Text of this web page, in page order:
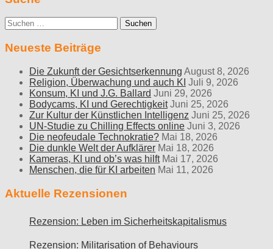
Suche
nach:
Neueste Beiträge
Die Zukunft der Gesichtserkennung August 8, 2026
Religion, Überwachung und auch KI Juli 9, 2026
Konsum, KI und J.G. Ballard Juni 29, 2026
Bodycams, KI und Gerechtigkeit Juni 25, 2026
Zur Kultur der Künstlichen Intelligenz Juni 25, 2026
UN-Studie zu Chilling Effects online Juni 3, 2026
Die neofeudale Technokratie? Mai 18, 2026
Die dunkle Welt der Aufklärer Mai 18, 2026
Kameras, KI und ob’s was hilft Mai 17, 2026
Menschen, die für KI arbeiten Mai 11, 2026
Aktuelle Rezensionen
Rezension: Leben im Sicherheitskapitalismus
Rezension: Militarisation of Behaviours